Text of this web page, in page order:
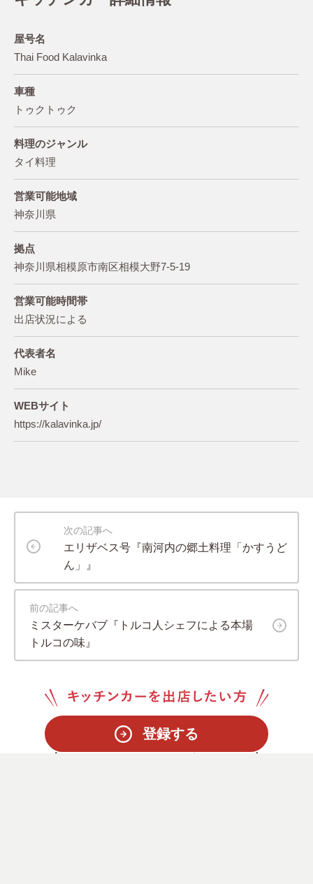
屋号名
Thai Food Kalavinka
車種
トゥクトゥク
料理のジャンル
タイ料理
営業可能地域
神奈川県
拠点
神奈川県相模原市南区相模大野7-5-19
営業可能時間帯
出店状況による
代表者名
Mike
WEBサイト
https://kalavinka.jp/
次の記事へ
エリザベス号『南河内の郷土料理「かすうど
ん」』
前の記事へ
ミスターケバブ『トルコ人シェフによる本場
トルコの味』
登録する